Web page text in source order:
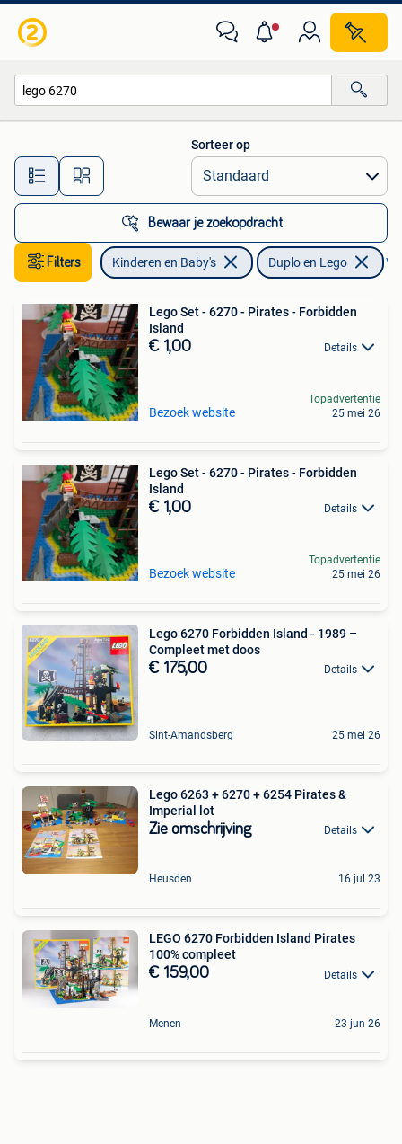
Alle afstanden…
Sorteer op
Bewaar je zoekopdracht
Filters Kinderen en Baby's Duplo en Lego
Lego Set - 6270 - Pirates - Forbidden
Island
€ 1,00 Details
Bezoek website
Topadvertentie
25 mei 26
Lego Set - 6270 - Pirates - Forbidden
Island
€ 1,00 Details
Bezoek website
Topadvertentie
25 mei 26
Lego 6270 Forbidden Island - 1989 –
Compleet met doos
€ 175,00 Details
Sint-Amandsberg 25 mei 26
Lego 6263 + 6270 + 6254 Pirates &
Imperial lot
Zie omschrijving Details
Heusden 16 jul 23
LEGO 6270 Forbidden Island Pirates
100% compleet
€ 159,00 Details
Menen 23 jun 26